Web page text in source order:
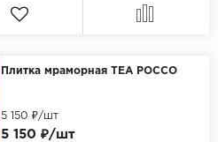
Плитка мраморная ТЕА РОССО
5 150 ₽/шт
5 150 ₽/шт